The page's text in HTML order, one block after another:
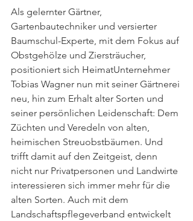
Als gelernter Gärtner,
Gartenbautechniker und versierter
Baumschul-Experte, mit dem Fokus auf
Obstgehölze und Ziersträucher,
positioniert sich HeimatUnternehmer
Tobias Wagner nun mit seiner Gärtnerei
neu, hin zum Erhalt alter Sorten und
seiner persönlichen Leidenschaft: Dem
Züchten und Veredeln von alten,
heimischen Streuobstbäumen. Und
trifft damit auf den Zeitgeist, denn
nicht nur Privatpersonen und Landwirte
interessieren sich immer mehr für die
alten Sorten. Auch mit dem
Landschaftspflegeverband entwickelt